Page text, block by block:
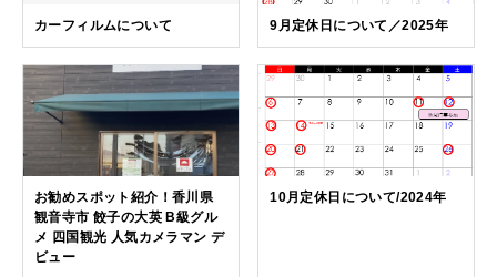
カーフィルムについて 9月定休日について／2025年
お勧めスポット紹介！香川県
観音寺市 餃子の大英 B級グル
メ 四国観光 人気カメラマン デ
ビュー
10月定休日について/2024年